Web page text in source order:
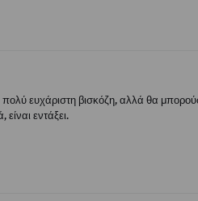
ευχάριστη βισκόζη, αλλά θα
είναι εντάξει.